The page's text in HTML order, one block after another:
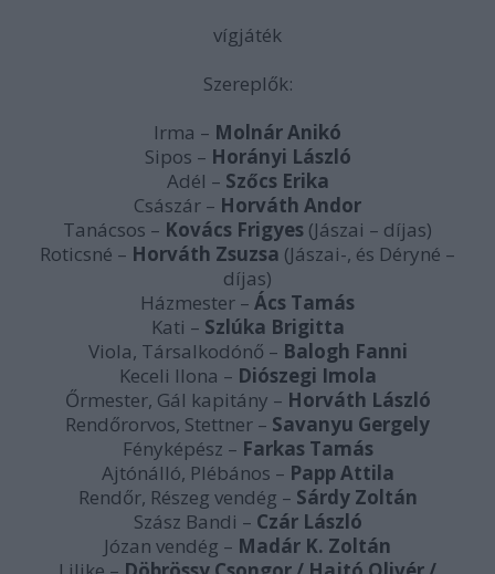
vígjáték
Szereplők:
Irma – Molnár Anikó
Sipos – Horányi László
Adél – Szőcs Erika
Császár – Horváth Andor
Tanácsos – Kovács Frigyes (Jászai – díjas)
Roticsné – Horváth Zsuzsa (Jászai-, és Déryné –
díjas)
Házmester – Ács Tamás
Kati – Szlúka Brigitta
Viola, Társalkodónő – Balogh Fanni
Keceli Ilona – Diószegi Imola
Őrmester, Gál kapitány – Horváth László
Rendőrorvos, Stettner – Savanyu Gergely
Fényképész – Farkas Tamás
Ajtónálló, Plébános – Papp Attila
Rendőr, Részeg vendég – Sárdy Zoltán
Szász Bandi – Czár László
Józan vendég – Madár K. Zoltán